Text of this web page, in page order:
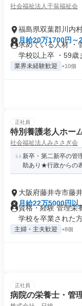
社会福祉法人千翁福祉会
福島県双葉郡川内
月給20万1700円～
求めている人材 ・
学校以上卒 ・59歳
業界未経験歓迎 +10個
正社員
特別養護老人ホー
社会福祉法人みささぎ会
新卒・第二新卒の
助あり★行政からの
大阪府藤井寺市藤
月給22万5000円以
資格・経験 管理栄
学校を卒業された方
主婦・主夫歓迎 +8個
正社員
病院の栄養士・管